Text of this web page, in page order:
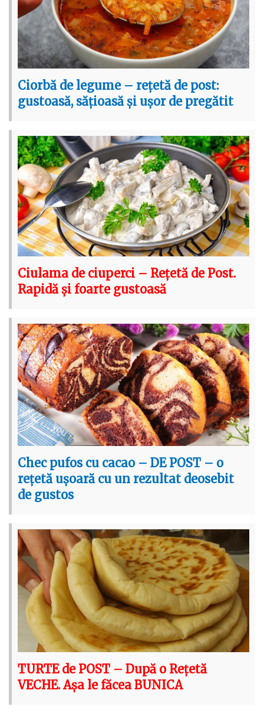
Ciorbă de legume – rețetă de post:
gustoasă, sățioasă și ușor de pregătit
Ciulama de ciuperci – Rețetă de Post.
Rapidă și foarte gustoasă
Chec pufos cu cacao – DE POST – o
rețetă ușoară cu un rezultat deosebit
de gustos
TURTE de POST – După o Rețetă
VECHE. Așa le făcea BUNICA